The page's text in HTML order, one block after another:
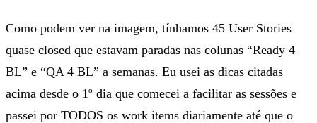
Como podem ver na imagem, tínhamos 45 User Stories
quase closed que estavam paradas nas colunas “Ready 4
BL” e “QA 4 BL” a semanas. Eu usei as dicas citadas
acima desde o 1º dia que comecei a facilitar as sessões e
passei por TODOS os work items diariamente até que o